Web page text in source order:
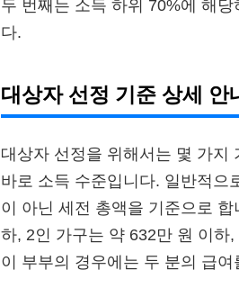
두 번째는 소득 하위 70%에 해
다.
대상자 선정 기준 상세 안
대상자 선정을 위해서는 몇 가지
바로 소득 수준입니다. 일반적으
이 아닌 세전 총액을 기준으로
하, 2인 가구는 약 632만 원 이하
이 부부의 경우에는 두 분의 급